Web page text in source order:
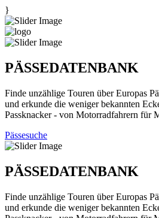
}
PÄSSEDATENBANK
Finde unzählige Touren über Europas
und erkunde die weniger bekannten
Passknacker - von Motorradfahrern für
Pässesuche
PÄSSEDATENBANK
Finde unzählige Touren über Europas
und erkunde die weniger bekannten